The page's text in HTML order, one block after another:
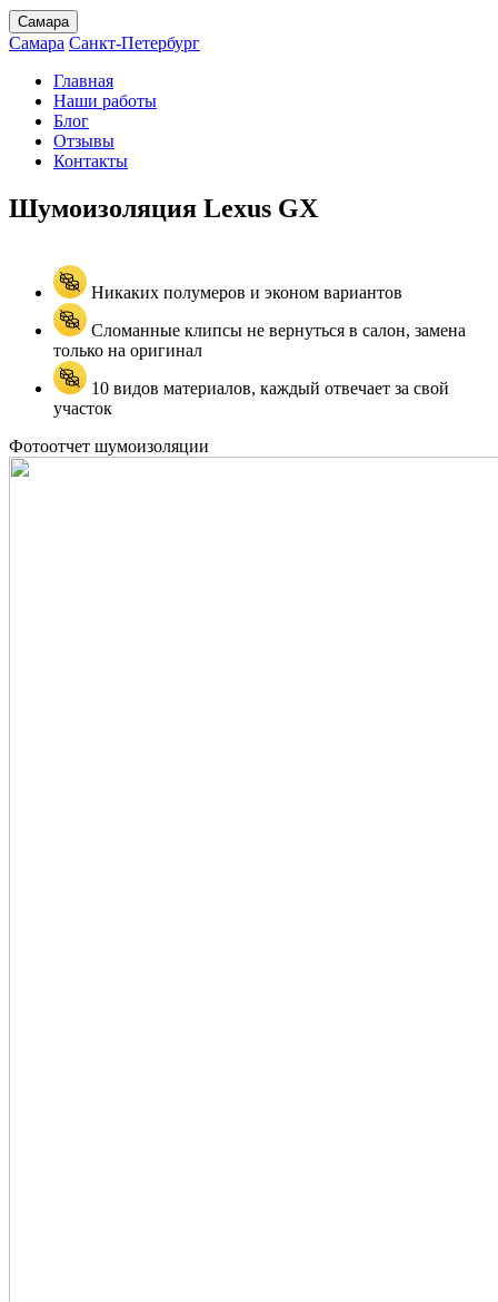
Самара
Самара Санкт-Петербург
Главная
Наши работы
Блог
Отзывы
Контакты
Шумоизоляция Lexus GX
Никаких полумеров и эконом вариантов
Сломанные клипсы не вернуться в салон, замена
только на оригинал
10 видов материалов, каждый отвечает за свой
участок
Фотоотчет шумоизоляции